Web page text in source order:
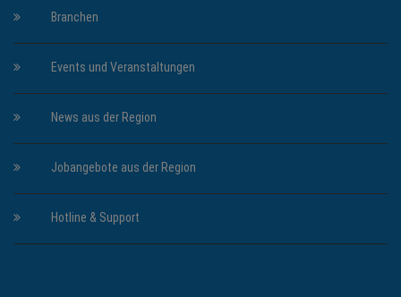
Branchen
Events und Veranstaltungen
News aus der Region
Jobangebote aus der Region
Hotline & Support